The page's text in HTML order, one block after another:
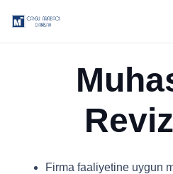
Firma faaliyetine uygun